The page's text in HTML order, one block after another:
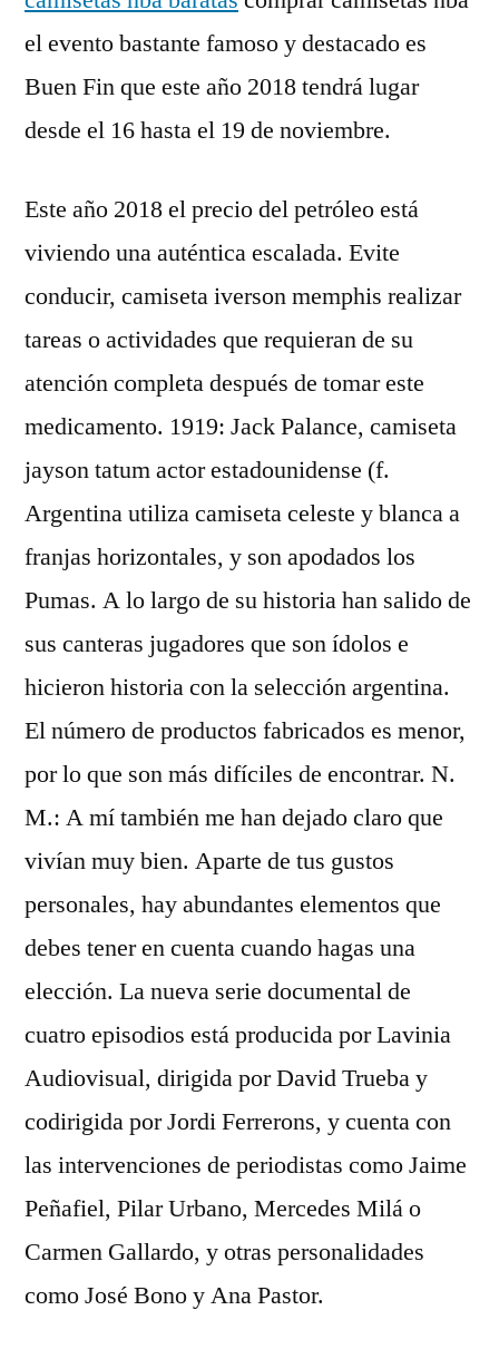
el evento bastante famoso y destacado es
Buen Fin que este año 2018 tendrá lugar
desde el 16 hasta el 19 de noviembre.
Este año 2018 el precio del petróleo está
viviendo una auténtica escalada. Evite
conducir, camiseta iverson memphis realizar
tareas o actividades que requieran de su
atención completa después de tomar este
medicamento. 1919: Jack Palance, camiseta
jayson tatum actor estadounidense (f.
Argentina utiliza camiseta celeste y blanca a
franjas horizontales, y son apodados los
Pumas. A lo largo de su historia han salido de
sus canteras jugadores que son ídolos e
hicieron historia con la selección argentina.
El número de productos fabricados es menor,
por lo que son más difíciles de encontrar. N.
M.: A mí también me han dejado claro que
vivían muy bien. Aparte de tus gustos
personales, hay abundantes elementos que
debes tener en cuenta cuando hagas una
elección. La nueva serie documental de
cuatro episodios está producida por Lavinia
Audiovisual, dirigida por David Trueba y
codirigida por Jordi Ferrerons, y cuenta con
las intervenciones de periodistas como Jaime
Peñafiel, Pilar Urbano, Mercedes Milá o
Carmen Gallardo, y otras personalidades
como José Bono y Ana Pastor.